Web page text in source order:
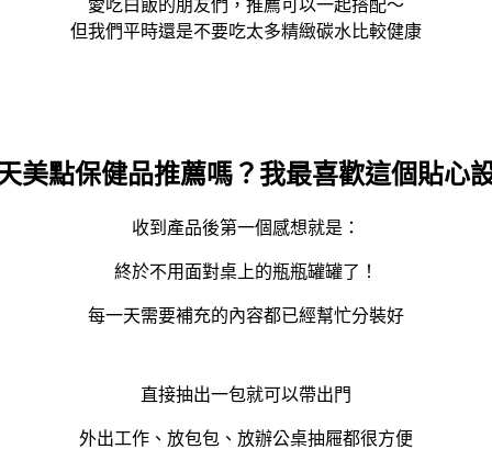
愛吃白飯的朋友們，推薦可以一起搭配～
但我們平時還是不要吃太多精緻碳水比較健康
美點保健品推薦嗎？我最喜歡這個貼心
收到產品後第一個感想就是：
終於不用面對桌上的瓶瓶罐罐了！
每一天需要補充的內容都已經幫忙分裝好
直接抽出一包就可以帶出門
外出工作、放包包、放辦公桌抽屜都很方便